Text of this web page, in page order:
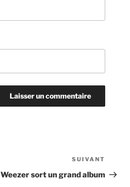
suivant
SUIVANT
Weezer sort un grand album